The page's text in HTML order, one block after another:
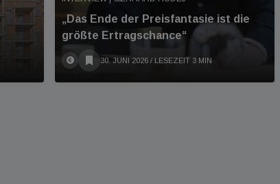
„Das Ende der Preisfantasie ist die
größte Ertragschance“
30. JUNI 2026 / LESEZEIT 3 MIN